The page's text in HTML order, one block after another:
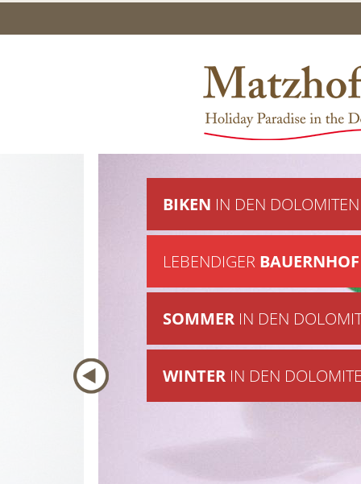
BIKEN IN DEN DOLOMITEN
LEBENDIGER BAUERNHOF
SOMMER IN DEN
WINTER IN DEN